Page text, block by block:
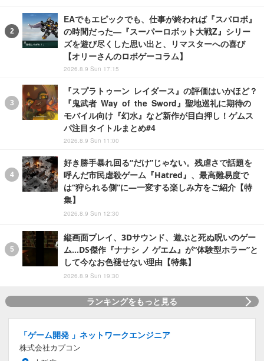
EAでもエピックでも、仕事が終われば『スパロボ』
の時間だった―『スーパーロボット大戦Z』シリー
ズを遊び尽くした思い出と、リマスターへの喜び
【オリーさんのロボゲーコラム】
2026.8.9 Sun 17:15
『スプラトゥーン レイダース』の評価はいかほど？
『鬼武者 Way of the Sword』聖地巡礼に期待の
モバイル向け『幻水』など新作が目白押し！ゲムス
パ注目タイトルまとめ#4
2026.8.9 Sun 11:00
好き勝手暴れ回る“だけ”じゃない。残虐さで話題を
呼んだ市民虐殺ゲーム『Hatred』、最高難易度で
は“狩られる側”に―一変する楽しみ方をご紹介【特
集】
2026.8.9 Sun 12:30
縦画面プレイ、3Dサウンド、遊ぶと死ぬ呪いのゲー
ム…DS傑作『ナナシ ノ ゲエム』が“体験型ホラー”と
して今なお色褪せない理由【特集】
2026.8.9 Sun 19:30
ランキングをもっと見る
「ゲーム開発 」ネットワークエンジニア
株式会社カプコン